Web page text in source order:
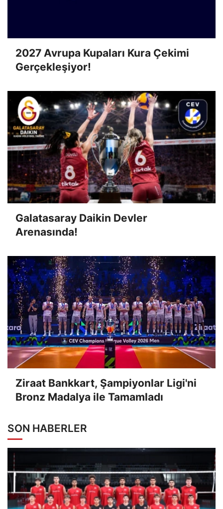
2027 Avrupa Kupaları Kura Çekimi
Gerçekleşiyor!
Galatasaray Daikin Devler
Arenasında!
Ziraat Bankkart, Şampiyonlar Ligi'ni
Bronz Madalya ile Tamamladı
SON HABERLER